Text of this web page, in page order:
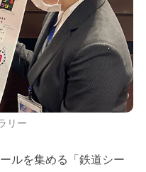
リー
ルを集める「鉄道シー